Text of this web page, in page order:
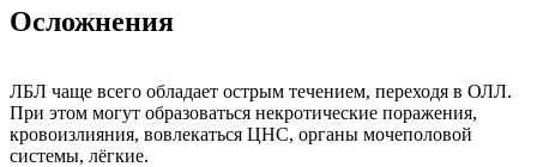
Осложнения
ЛБЛ чаще всего обладает острым течением, переходя в ОЛЛ.
При этом могут образоваться некротические поражения,
кровоизлияния, вовлекаться ЦНС, органы мочеполовой
системы, лёгкие.